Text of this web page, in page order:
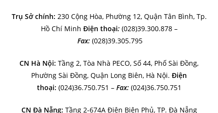
Trụ Sở chính: 230 Cộng Hòa, Phường 12, Quận Tân Bình, Tp.
Hồ Chí Minh Điện thoại:(028)39.300.878 –
Fax: (028)39.305.795
CN Hà Nội: Tầng 2, Tòa Nhà PECO, Số 44, Phố Sài Đồng,
Phường Sài Đồng, Quận Long Biên, Hà Nội. Điện
thoại: (024)36.750.751 – Fax:(024)36.750.751
CN Đà Nẵng: Tầng 2-674A Điện Biên Phủ, TP. Đà Nẵng